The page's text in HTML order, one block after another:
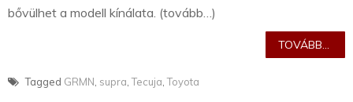
bővülhet a modell kínálata. (tovább…)
TOVÁBB...
Tagged GRMN supra ,Tecuja ,Toyota